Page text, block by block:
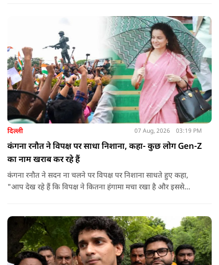
दिल्ली 07 Aug, 2026 03:19 PM
कंगना रनौत ने विपक्ष पर साधा निशाना, कहा- कुछ लोग Gen-Z
का नाम खराब कर रहे हैं
कंगना रनौत ने सदन ना चलने पर विपक्ष पर निशाना साधते हुए कहा,
"आप देख रहे हैं कि विपक्ष ने कितना हंगामा मचा रखा है और इससे
देश के सामने साफ हो रही है. और जब हारते हैं, तो रोना रोते हैं."